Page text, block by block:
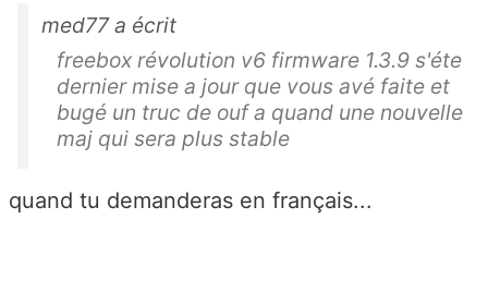
med77 a écrit
freebox révolution v6 firmware 1.3.9 s'éte
dernier mise a jour que vous avé faite et
bugé un truc de ouf a quand une nouvelle
maj qui sera plus stable
quand tu demanderas en français...